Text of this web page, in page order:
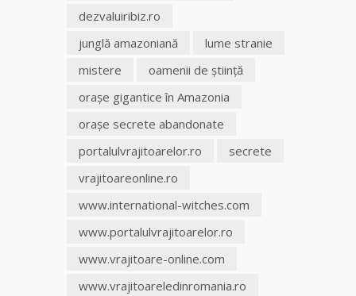
dezvaluiribiz.ro
junglă amazoniană
lume stranie
mistere
oamenii de ştiinţă
oraşe gigantice în Amazonia
oraşe secrete abandonate
portalulvrajitoarelor.ro
secrete
vrajitoareonline.ro
www.international-witches.com
www.portalulvrajitoarelor.ro
www.vrajitoare-online.com
www.vrajitoareledinromania.ro